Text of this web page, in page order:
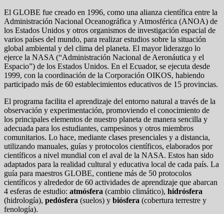
El GLOBE fue creado en 1996, como una alianza científica entre la
Administración Nacional Oceanográfica y Atmosférica (ANOA) de
los Estados Unidos y otros organismos de investigación espacial de
varios países del mundo, para realizar estudios sobre la situación
global ambiental y del clima del planeta. El mayor liderazgo lo
ejerce la NASA (“Administración Nacional de Aeronáutica y el
Espacio”) de los Estados Unidos. En el Ecuador, se ejecuta desde
1999, con la coordinación de la Corporación OIKOS, habiendo
participado más de 60 establecimientos educativos de 15 provincias.
El programa facilita el aprendizaje del entorno natural a través de la
observación y experimentación, promoviendo el conocimiento de
los principales elementos de nuestro planeta de manera sencilla y
adecuada para los estudiantes, campesinos y otros miembros
comunitarios. Lo hace, mediante clases presenciales y a distancia,
utilizando manuales, guías y protocolos científicos, elaborados por
científicos a nivel mundial con el aval de la NASA. Estos han sido
adaptados para la realidad cultural y educativa local de cada país. La
guía para maestros GLOBE, contiene más de 50 protocolos
científicos y alrededor de 60 actividades de aprendizaje que abarcan
4 esferas de estudio: atmósfera (cambio climático), hidrósfera
(hidrología), pedósfera (suelos) y biósfera (cobertura terrestre y
fenología).